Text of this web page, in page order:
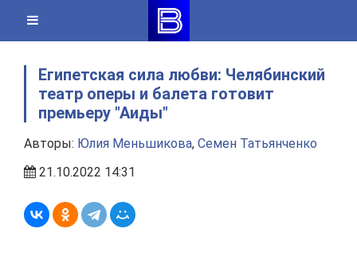
content
Египетская сила любви: Челябинский
театр оперы и балета готовит
премьеру "Аиды"
Авторы: Юлия Меньшикова, Семен Татьянченко
21.10.2022 14:31